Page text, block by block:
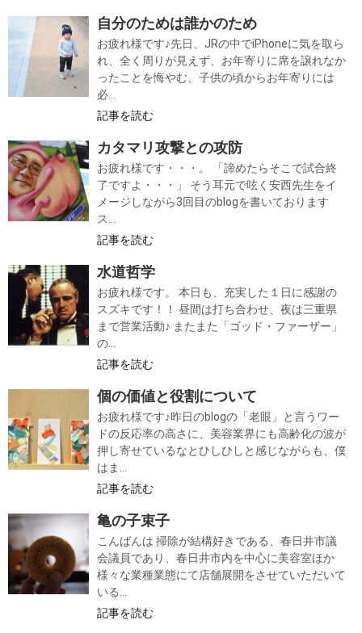
自分のためは誰かのため
お疲れ様です♪先日、JRの中でiPhoneに気を取ら
れ、全く周りが見えず、お年寄りに席を譲れなか
ったことを悔やむ、子供の頃からお年寄りには
必...
記事を読む
カタマリ攻撃との攻防
お疲れ様です・・・。 「諦めたらそこで試合終
了ですよ・・・」 そう耳元で呟く安西先生をイ
メージしながら3回目のblogを書いております
ス...
記事を読む
水道哲学
お疲れ様です。 本日も、充実した１日に感謝の
スズキです！！ 昼間は打ち合わせ、夜は三重県
まで営業活動♪ またまた「ゴッド・ファーザー」
の...
記事を読む
個の価値と役割について
お疲れ様です♪昨日のblogの「老眼」と言うワー
ドの反応率の高さに、美容業界にも高齢化の波が
押し寄せているなとひしひしと感じながらも、僕
はま...
記事を読む
亀の子束子
こんばんは 掃除が結構好きである、春日井市議
会議員であり、春日井市内を中心に美容室ほか
様々な業種業態にて店舗展開をさせていただいて
いる...
記事を読む